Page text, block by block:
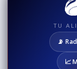
TU
📡
📈